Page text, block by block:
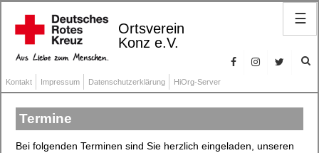
Ortsverein
Konz e.V.
Kontakt Impressum Datenschutzerklärung HiOrg-Server
☰
Termine
Bei folgenden Terminen sind Sie herzlich eingeladen, unseren